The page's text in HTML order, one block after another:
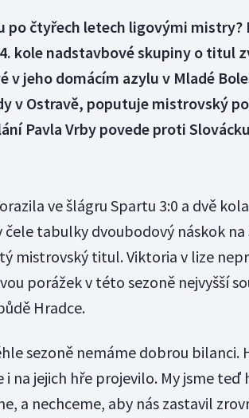
po čtyřech letech ligovými mistry?
kole nadstavbové skupiny o titul
v jeho domácím azylu v Mladé
v Ostravě, poputuje mistrovský
Pavla Vrby povede proti
ve šlágru Spartu 3:0 a dvě
čele tabulky dvoubodový náskok na
mistrovský titul. Viktoria v lize
porážek v této sezoně nejvyšší
Hradce.
sezoně nemáme dobrou bilanci.
i na jejich hře projevilo. My jsme
a nechceme, aby nás zastavil